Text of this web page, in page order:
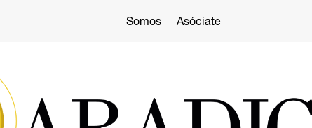
Somos Asóciate